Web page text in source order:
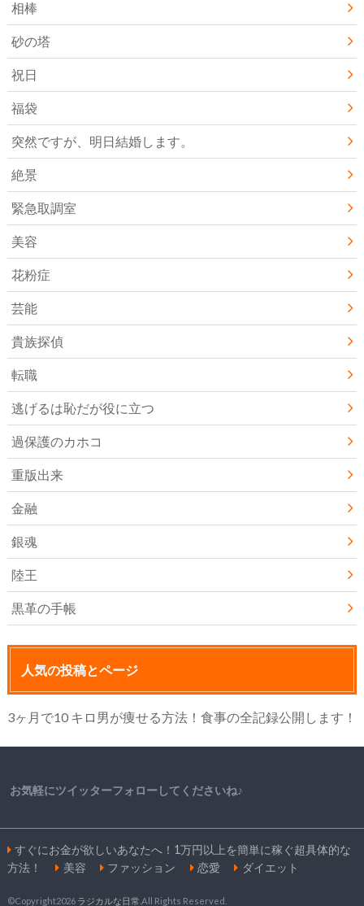
相棒
砂の塔
祝日
福袋
突然ですが、明日結婚します。
絶景
緊急取調室
美容
花粉症
芸能
貴族探偵
転職
逃げるは恥だが役に立つ
過保護のカホコ
重版出来
金融
銀魂
陸王
黒革の手帳
人気の投稿とページ
3ヶ月で10 キロ男が痩せる方法！食事の全記録公開します！
お気軽にツイッターフォローしてくださいね♪
すぐにお金が欲しいあなたへ！1万円以上を簡単に稼ぐ超具体的な
方法！
美容 ファッション 恋愛 ダイエット
©Copyright2026 ラジカルな日常 .All Rights Reserved.